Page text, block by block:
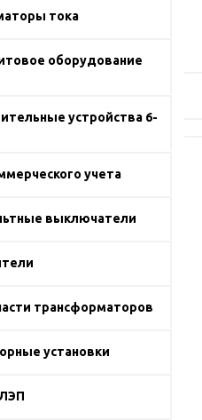
тока
оборудование
устройства 6-
учета
выключатели
трансформаторов
установки